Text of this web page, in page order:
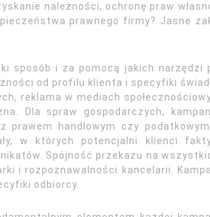
należności, ochronę praw
prawnego firmy? Jasne
sposób i za pomocą jakich narzędzi
od profilu klienta i specyfiki
reklama w mediach
Dla spraw gospodarczych,
prawem handlowym czy
w których potencjalni klienci
Spójność przekazu na
i rozpoznawalności kancelarii.
odbiorcy.